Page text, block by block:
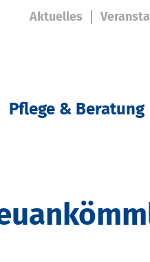
Aktuelles
Pflege & Beratung